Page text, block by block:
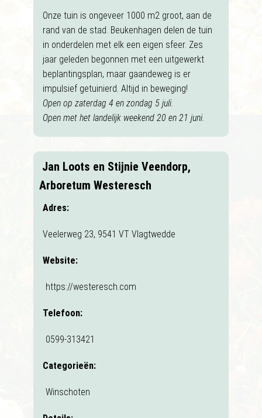
Onze tuin is ongeveer 1000 m2 groot, aan de
rand van de stad. Beukenhagen delen de tuin
in onderdelen met elk een eigen sfeer. Zes
jaar geleden begonnen met een uitgewerkt
beplantingsplan, maar gaandeweg is er
impulsief getuinierd. Altijd in beweging!
Open op zaterdag 4 en zondag 5 juli.
Open met het landelijk weekend 20 en 21 juni.
Jan Loots en Stijnie Veendorp,
Arboretum Westeresch
Adres:
Veelerweg 23, 9541 VT Vlagtwedde
Website:
https://westeresch.com
Telefoon:
0599-313421
Categorieën:
Winschoten